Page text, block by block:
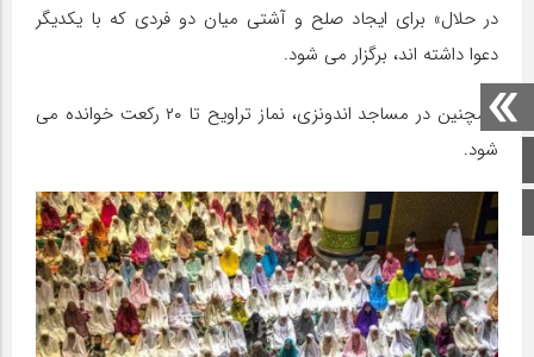
صفحه اصلی
اینستاگرام
در حلال» برای ایجاد صلح و آشتی میان دو فردی که با یکدیگر
دعوا داشته اند، برگزار می شود.
همچنین در مساجد اندونزی، نماز تراویح تا ۲۰ رکعت خوانده می
شود.